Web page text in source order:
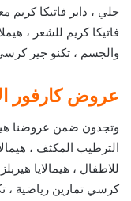
جلي ، دابر فاتيكا كريم
فاتيكا كريم للشعر ،
والجسم ، تكنو جير كرسي
عروض كارفور
وتجدون ضمن عروضنا
الترطيب المكثف ،
للاطفال ، هيمالايا
كرسي تمارين رياضية ،